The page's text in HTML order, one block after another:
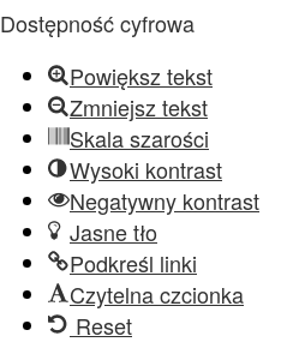
Dostępność cyfrowa
Powiększ tekst
Zmniejsz tekst
Skala szarości
Wysoki kontrast
Negatywny kontrast
Jasne tło
Podkreśl linki
Czytelna czcionka
Reset